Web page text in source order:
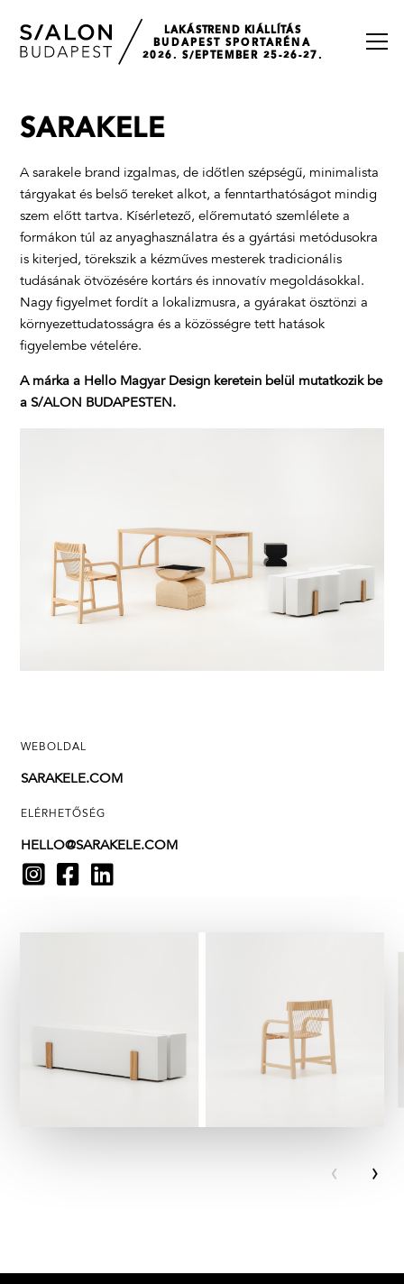
LAKÁSTREND KIÁLLÍTÁS
BUDAPEST SPORTARÉNA
2026. S/EPTEMBER 25-26-27.
SARAKELE
A sarakele brand izgalmas, de időtlen szépségű, minimalista
tárgyakat és belső tereket alkot, a fenntarthatóságot mindig
szem előtt tartva. Kísérletező, előremutató szemlélete a
formákon túl az anyaghasználatra és a gyártási metódusokra
is kiterjed, törekszik a kézműves mesterek tradicionális
tudásának ötvözésére kortárs és innovatív megoldásokkal.
Nagy figyelmet fordít a lokalizmusra, a gyárakat ösztönzi a
környezettudatosságra és a közösségre tett hatások
figyelembe vételére.
A márka a Hello Magyar Design keretein belül mutatkozik be
a S/ALON BUDAPESTEN.
WEBOLDAL
SARAKELE.COM
ELÉRHETŐSÉG
HELLO@SARAKELE.COM
‹ ›